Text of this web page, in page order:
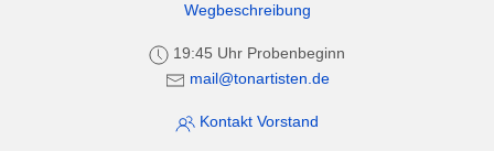
Wegbeschreibung
19:45 Uhr Probenbeginn
mail@tonartisten.de
Kontakt Vorstand